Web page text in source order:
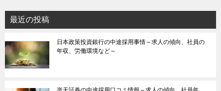
最近の投稿
日本政策投資銀行の中途採用事情～求人の傾向、社員の
年収、労働環境など～